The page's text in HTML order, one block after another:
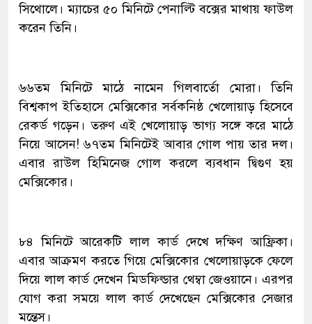
সিথোলে। ম্যাচের ৫০ মিনিটে পেনাল্টি বক্সের মাথায় ফাউল
করেন তিনি।
৬৬তম মিনিটে মাঠে নামেন গিলবার্তো মোরা। তিনি
বিশ্বকাপ ইতিহাসে মেক্সিকোর সর্বকনিষ্ঠ খেলোয়াড় হিসেবে
রেকর্ড গড়েন। তরুণ এই খেলোয়াড় ভাগ্য সঙ্গে করে মাঠে
নিয়ে আসেন! ৬৭তম মিনিটেই আবার গোল পায় তার দল।
এবার রাউল হিমিনেজ গোল করলে ব্যবধান দ্বিগুণ হয়
মেক্সিকোর।
৮৪ মিনিটে আরেকটি লাল কার্ড দেখে দক্ষিণ আফ্রিকা।
এবার আক্রমণ করতে গিয়ে মেক্সিকোর খেলোয়াড়কে ফেলে
দিয়ে লাল কার্ড দেখেন মিডফিল্ডার থেম্বা জেওয়ানে। এরপর
যোগ করা সময়ে লাল কার্ড দেখেছেন মেক্সিকোর সেজার
মন্তেস।